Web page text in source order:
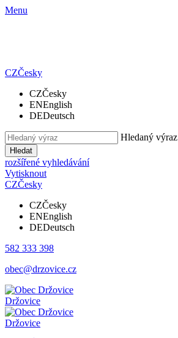
Menu
CZČesky
CZČesky
ENEnglish
DEDeutsch
Hledaný výraz
Hledat
rozšířené vyhledávání
Vytisknout
CZČesky
CZČesky
ENEnglish
DEDeutsch
582 333 398
obec@drzovice.cz
Držovice
Držovice